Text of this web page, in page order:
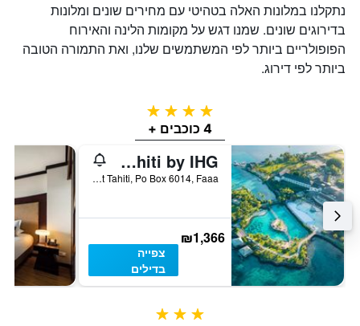
נתקלנו במלונות האלה בטהיטי עם מחירים שונים ומלונות
בדירוגים שונים. שמנו דגש על מקומות הלינה והאירוח
הפופולריים ביותר לפי המשתמשים שלנו, ואת התמורה הטובה
ביותר לפי דירוג.
4 כוכבים
4 כוכבים +
Intercontinental Hotels Resort Tahiti by IHG
Point Tahiti, Po Box 6014, Faaa, פולינזיה הצרפתית
₪1,366
צפייה
בדילים
3 כוכבים